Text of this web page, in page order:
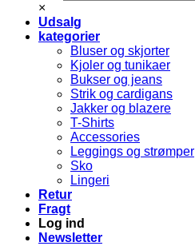
×
Udsalg
kategorier
Bluser og skjorter
Kjoler og tunikaer
Bukser og jeans
Strik og cardigans
Jakker og blazere
T-Shirts
Accessories
Leggings og strømper
Sko
Lingeri
Retur
Fragt
Log ind
Newsletter